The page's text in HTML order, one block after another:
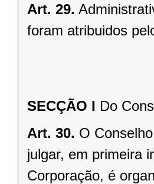
Art. 29.
foram atribuidos
SECÇÃO I Do
Art. 30. O
julgar, em primeira
Corporação, é